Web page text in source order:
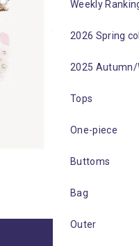
Weekly
2026 Spring
2025
Tops
One-piece
Buttoms
Bag
Outer